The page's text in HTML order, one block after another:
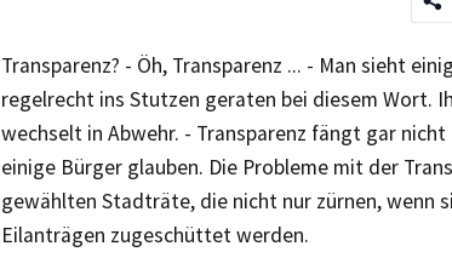
Transparenz? - Öh, Transparenz ... - Man sieht
regelrecht ins Stutzen geraten bei diesem Wort.
wechselt in Abwehr. - Transparenz fängt gar
einige Bürger glauben. Die Probleme mit der
gewählten Stadträte, die nicht nur zürnen, wenn
Eilanträgen zugeschüttet werden.